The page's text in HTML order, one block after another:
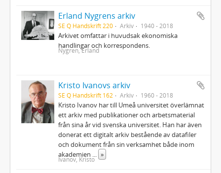
Erland Nygrens arkiv
SE Q Handskrift 220 Arkiv 1940 - 2018
Arkivet omfattar i huvudsak ekonomiska
handlingar och korrespondens.
Nygren, Erland
Kristo Ivanovs arkiv
SE Q Handskrift 162 Arkiv 1960 - 2018
Kristo Ivanov har till Umeå universitet överlämnat
ett arkiv med publikationer och arbetsmaterial
från sina år vid svenska universitet. Han har även
donerat ett digitalt arkiv bestående av datafiler
och dokument från sin verksamhet både inom
akademien
»
Ivanov, Kristo